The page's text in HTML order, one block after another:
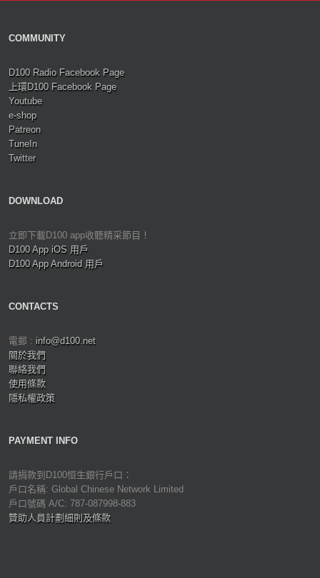
COMMUNITY
D100 Radio Facebook Page
上環D100 Facebook Page
Youtube
e-shop
Patreon
TuneIn
Twitter
DOWNLOAD
立即下載D100 app收聽精采節目！
D100 App iOS 用戶
D100 App Android 用戶
CONTACTS
電郵 : info@d100.net
關於我們
聯絡我們
使用條款
隱私權政策
PAYMENT INFO
請捐款到D100恒生銀行戶口：
戶口名稱: Global Chinese Network Limited
戶口號碼 A/C: 787-087998-883
贊助人員計劃細則及條款